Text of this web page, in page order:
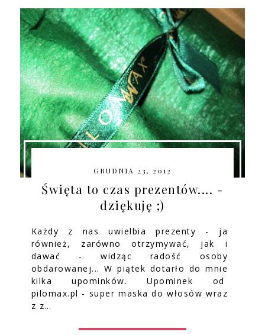
GRUDNIA 23, 2012
Święta to czas prezentów.... -
dziękuję ;)
Każdy z nas uwielbia prezenty - ja
również, zarówno otrzymywać, jak i
dawać - widząc radość osoby
obdarowanej... W piątek dotarło do mnie
kilka upominków. Upominek od
pilomax.pl - super maska do włosów wraz
z z…